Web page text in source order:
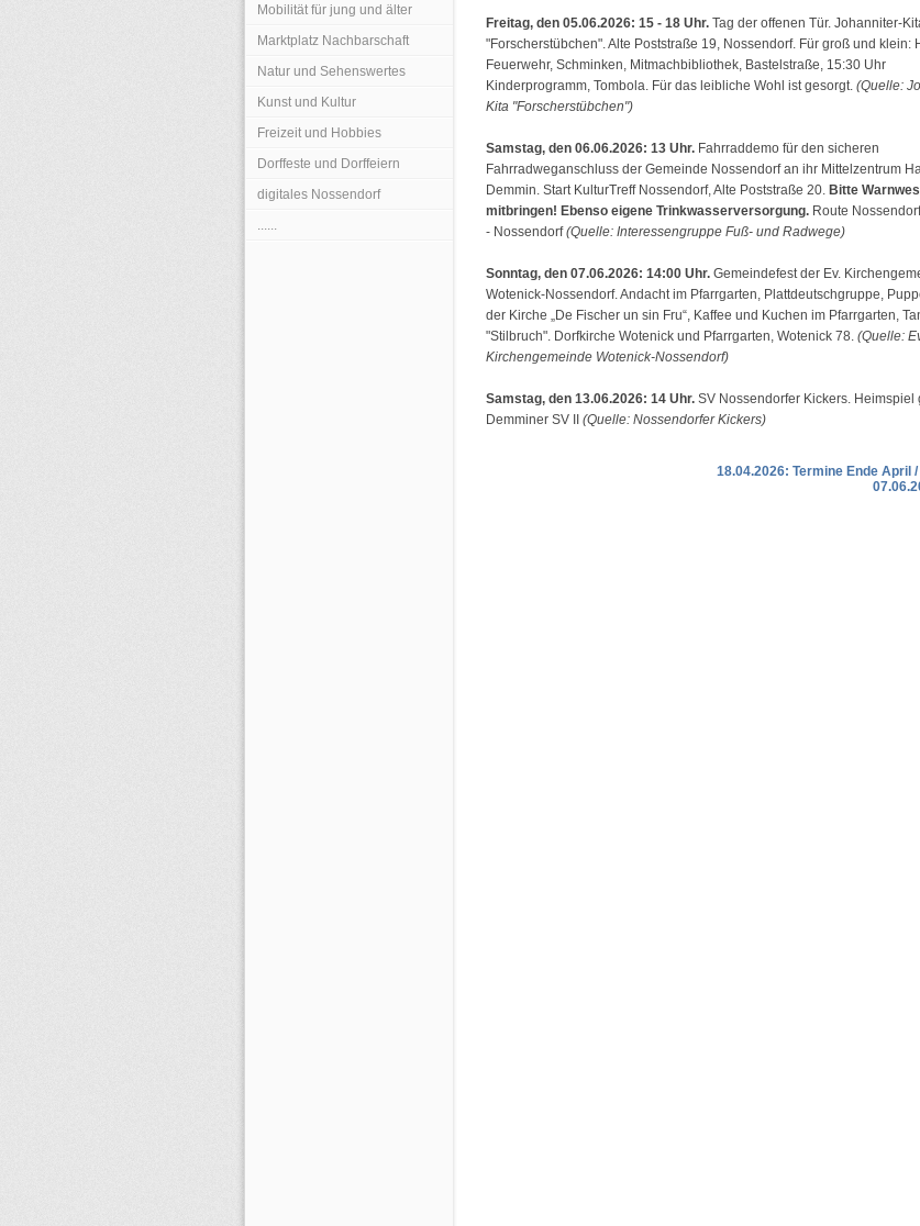
Mobilität für jung und älter
Marktplatz Nachbarschaft
Natur und Sehenswertes
Kunst und Kultur
Freizeit und Hobbies
Dorffeste und Dorffeiern
digitales Nossendorf
......
Freitag, den 05.06.2026: 15 - 18 Uhr. Tag der offenen Tür. Johanniter-
"Forscherstübchen". Alte Poststraße 19, Nossendorf. Für groß und klein:
Feuerwehr, Schminken, Mitmachbibliothek, Bastelstraße, 15:30 Uhr
Kinderprogramm, Tombola. Für das leibliche Wohl ist gesorgt. (Quelle:
Kita "Forscherstübchen")
Samstag, den 06.06.2026: 13 Uhr. Fahrraddemo für den sicheren
Fahrradweganschluss der Gemeinde Nossendorf an ihr Mittelzentrum
Demmin. Start KulturTreff Nossendorf, Alte Poststraße 20. Bitte
mitbringen! Ebenso eigene Trinkwasserversorgung. Route
- Nossendorf (Quelle: Interessengruppe Fuß- und Radwege)
Sonntag, den 07.06.2026: 14:00 Uhr. Gemeindefest der Ev.
Wotenick-Nossendorf. Andacht im Pfarrgarten, Plattdeutschgruppe,
der Kirche „De Fischer un sin Fru“, Kaffee und Kuchen im Pfarrgarten,
"Stilbruch". Dorfkirche Wotenick und Pfarrgarten, Wotenick 78. (Quelle:
Kirchengemeinde Wotenick-Nossendorf)
Samstag, den 13.06.2026: 14 Uhr. SV Nossendorfer Kickers. Heimspiel
Demminer SV II (Quelle: Nossendorfer Kickers)
18.04.2026: Termine Ende April